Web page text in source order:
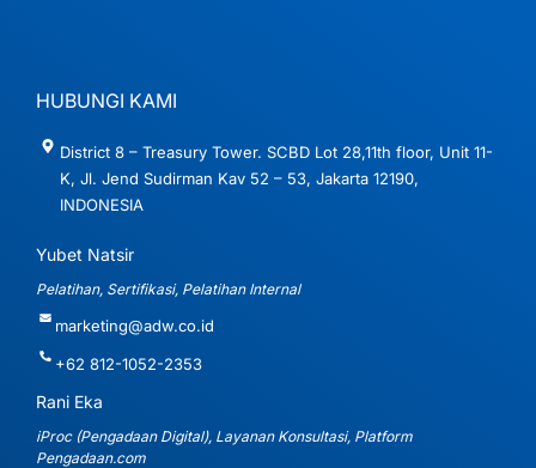
HUBUNGI KAMI
District 8 – Treasury Tower. SCBD Lot 28,11th floor, Unit 11-
K, Jl. Jend Sudirman Kav 52 – 53, Jakarta 12190,
INDONESIA
Yubet Natsir
Pelatihan, Sertifikasi, Pelatihan Internal
marketing@adw.co.id
+62 812-1052-2353
Rani Eka
iProc (Pengadaan Digital), Layanan Konsultasi, Platform
Pengadaan.com